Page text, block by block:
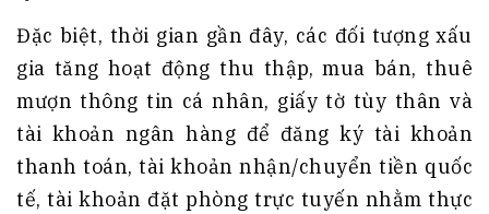
Đặc biệt, thời gian gần đây, các đối tượng xấu
gia tăng hoạt động thu thập, mua bán, thuê
mượn thông tin cá nhân, giấy tờ tùy thân và
tài khoản ngân hàng để đăng ký tài khoản
thanh toán, tài khoản nhận/chuyển tiền quốc
tế, tài khoản đặt phòng trực tuyến nhằm thực